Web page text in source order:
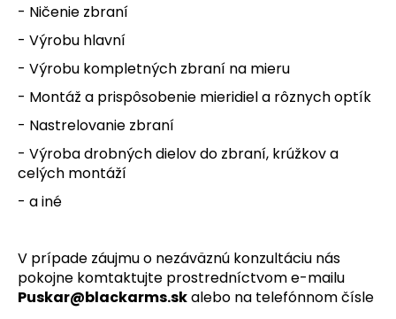
- Ničenie zbraní
- Výrobu hlavní
- Výrobu kompletných zbraní na mieru
- Montáž a prispôsobenie mieridiel a rôznych optík
- Nastrelovanie zbraní
- Výroba drobných dielov do zbraní, krúžkov a
celých montáží
- a iné
V prípade záujmu o nezáväznú konzultáciu nás
pokojne komtaktujte prostredníctvom e-mailu
Puskar@blackarms.skalebo na telefónnom čísle
DAMAST
110190DAM
€650
Pôvodne:
€799